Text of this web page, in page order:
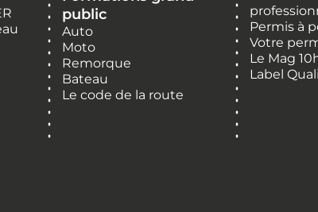
public
Auto
Moto
Remorque
Bateau
Le code de la route
Permis à
Votre
Le Mag
Label